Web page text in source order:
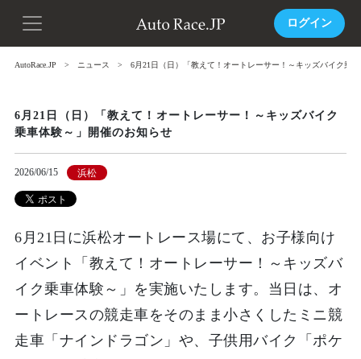
ログイン
AutoRace.JP ニュース 6月21日（日）「教えて！オートレーサー！～キッズバイク乗
6月21日（日）「教えて！オートレーサー！～キッズバイク
乗車体験～」開催のお知らせ
2026/06/15 浜松
6月21日に浜松オートレース場にて、お子様向け
イベント「教えて！オートレーサー！～キッズバ
イク乗車体験～」を実施いたします。当日は、オ
ートレースの競走車をそのまま小さくしたミニ競
走車「ナインドラゴン」や、子供用バイク「ポケ